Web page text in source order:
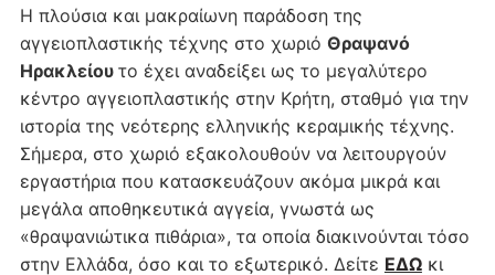
Η πλούσια και μακραίωνη παράδοση της
αγγειοπλαστικής τέχνης στο χωριό Θραψανό
Ηρακλείου το έχει αναδείξει ως το μεγαλύτερο
κέντρο αγγειοπλαστικής στην Κρήτη, σταθμό για την
ιστορία της νεότερης ελληνικής κεραμικής τέχνης.
Σήμερα, στο χωριό εξακολουθούν να λειτουργούν
εργαστήρια που κατασκευάζουν ακόμα μικρά και
μεγάλα αποθηκευτικά αγγεία, γνωστά ως
«θραψανιώτικα πιθάρια», τα οποία διακινούνται τόσο
στην Ελλάδα, όσο και το εξωτερικό. Δείτε ΕΔΩκι